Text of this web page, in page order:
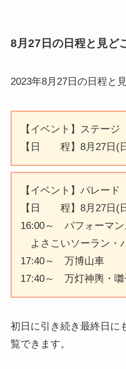
8月27日の日程と見ど
2023年8月27日の日程と
【イベント】ステージ
【日 程】8月27日(
【イベント】パレード
【日 程】8月27日(
16:00～ パフォーマン
よさこいソーラン・
17:40～ 万博山車
17:40～ 万灯神輿・囃
初日に引き続き最終日に
覧できます。